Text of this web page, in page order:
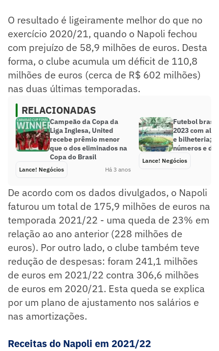
O resultado é ligeiramente melhor do que no
exercício 2020/21, quando o Napoli fechou
com prejuízo de 58,9 milhões de euros. Desta
forma, o clube acumula um déficit de 110,8
milhões de euros (cerca de R$ 602 milhões)
nas duas últimas temporadas.
RELACIONADAS
Campeão da Copa da
Liga Inglesa, United
recebe prêmio menor
que o dos eliminados na
Copa do Brasil
Lance! Negócios Há 3 anos
Futebol
2023 com
e bilheteria;
números e
Lance! Negócios
De acordo com os dados divulgados, o Napoli
faturou um total de 175,9 milhões de euros na
temporada 2021/22 - uma queda de 23% em
relação ao ano anterior (228 milhões de
euros). Por outro lado, o clube também teve
redução de despesas: foram 241,1 milhões
de euros em 2021/22 contra 306,6 milhões
de euros em 2020/21. Esta queda se explica
por um plano de ajustamento nos salários e
nas amortizações.
Receitas do Napoli em 2021/22